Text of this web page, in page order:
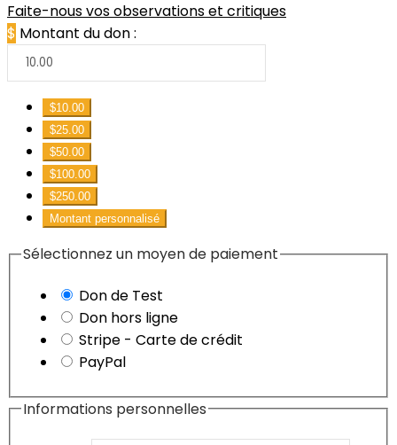
Faite-nous vos observations et critiques
$ Montant du don :
$10.00
$25.00
$50.00
$100.00
$250.00
Montant personnalisé
Sélectionnez un moyen de paiement
Don de Test
Don hors ligne
Stripe - Carte de crédit
PayPal
Informations personnelles